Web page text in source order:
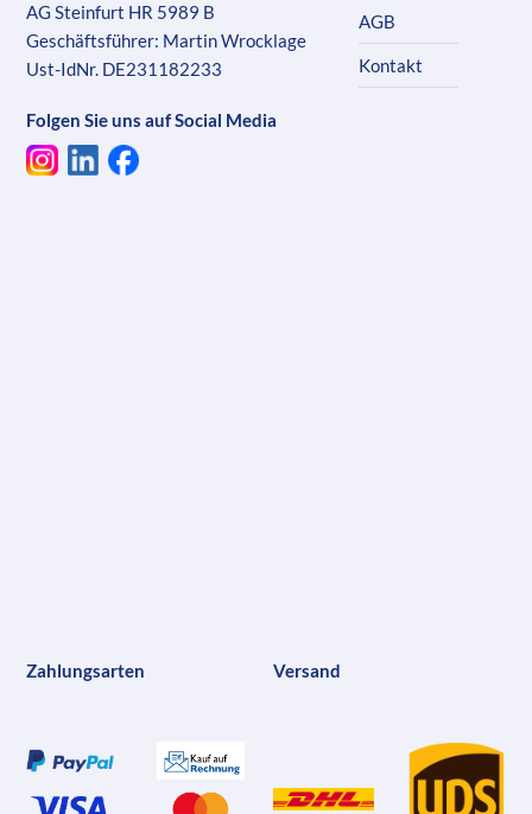
AG Steinfurt HR 5989 B
Geschäftsführer: Martin Wrocklage
Ust-IdNr. DE231182233
Folgen Sie uns auf Social Media
AGB
Kontakt
Zahlungsarten Versand